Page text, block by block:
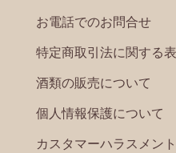
お電話でのお問合せ
特定商取引法に関する
酒類の販売について
個人情報保護について
カスタマーハラスメン